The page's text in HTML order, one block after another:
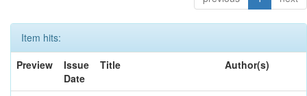
Item hits:
Preview
Issue
Date
Title Author(s)